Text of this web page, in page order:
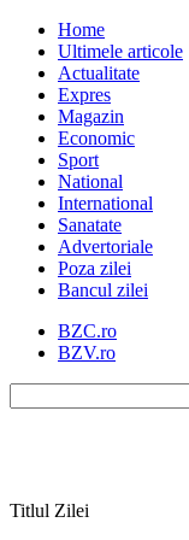
Home
Ultimele articole
Actualitate
Expres
Magazin
Economic
Sport
National
International
Sanatate
Advertoriale
Poza zilei
Bancul zilei
BZC.ro
BZV.ro
Titlul Zilei